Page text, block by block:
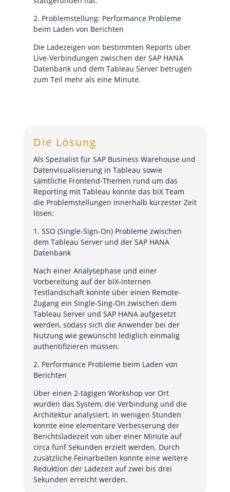
2. Problemstellung: Performance Probleme
beim Laden von Berichten
Die Ladezeigen von bestimmten Reports über
Live-Verbindungen zwischen der SAP HANA
Datenbank und dem Tableau Server betrugen
zum Teil mehr als eine Minute.
Die Lösung
Als Spezialist für SAP Business Warehouse und
Datenvisualisierung in Tableau sowie
sämtliche Frontend-Themen rund um das
Reporting mit Tableau konnte das biX Team
die Problemstellungen innerhalb kürzester Zeit
lösen:
1. SSO (Single-Sign-On) Probleme zwischen
dem Tableau Server und der SAP HANA
Datenbank
Nach einer Analysephase und einer
Vorbereitung auf der biX-internen
Testlandschaft konnte über einen Remote-
Zugang ein Single-Sing-On zwischen dem
Tableau Server und SAP HANA aufgesetzt
werden, sodass sich die Anwender bei der
Nutzung wie gewünscht lediglich einmalig
authentifizieren müssen.
2. Performance Probleme beim Laden von
Berichten
Über einen 2-tägigen Workshop vor Ort
wurden das System, die Verbindung und die
Architektur analysiert. In wenigen Stunden
konnte eine elementare Verbesserung der
Berichtsladezeit von über einer Minute auf
circa fünf Sekunden erzielt werden. Durch
zusätzliche Feinarbeiten konnte eine weitere
Reduktion der Ladezeit auf zwei bis drei
Sekunden erreicht werden.